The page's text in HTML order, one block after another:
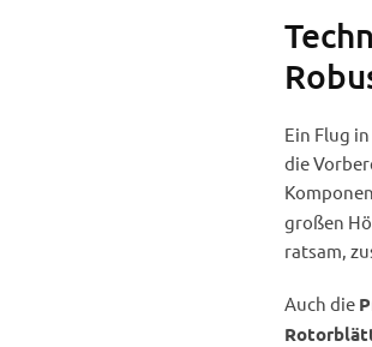
Ein Flug
die
großen
ratsam,
Auch die